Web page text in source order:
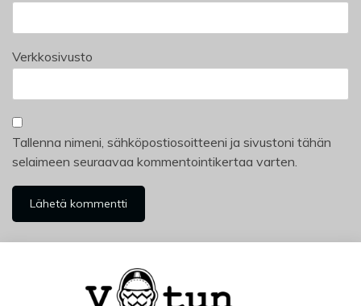
Verkkosivusto
Tallenna nimeni, sähköpostiosoitteeni ja sivustoni tähän
selaimeen seuraavaa kommentointikertaa varten.